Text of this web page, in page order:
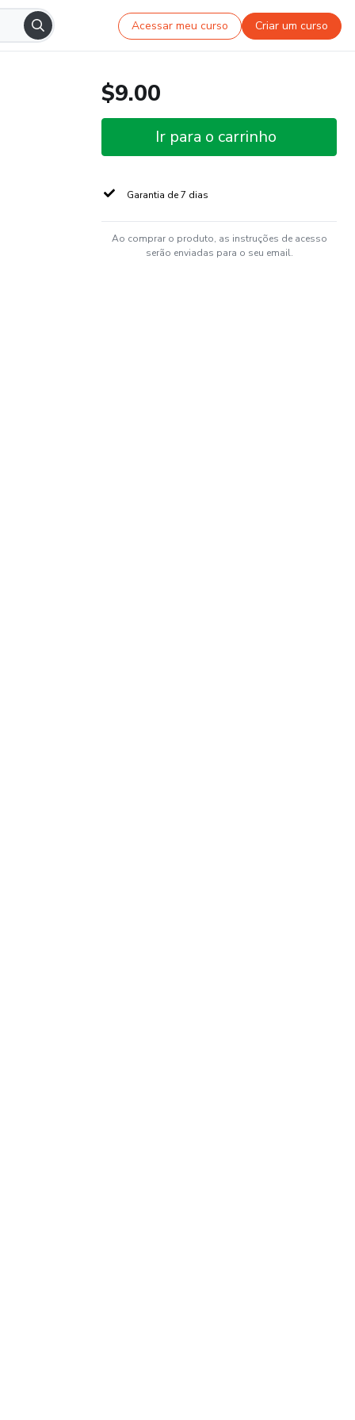
Acessar meu curso Criar um curso
Guia
$9.00
Ir para o carrinho
Garantia de 7 dias
Ao comprar o produto, as instruções de acesso
serão enviadas para o seu email.